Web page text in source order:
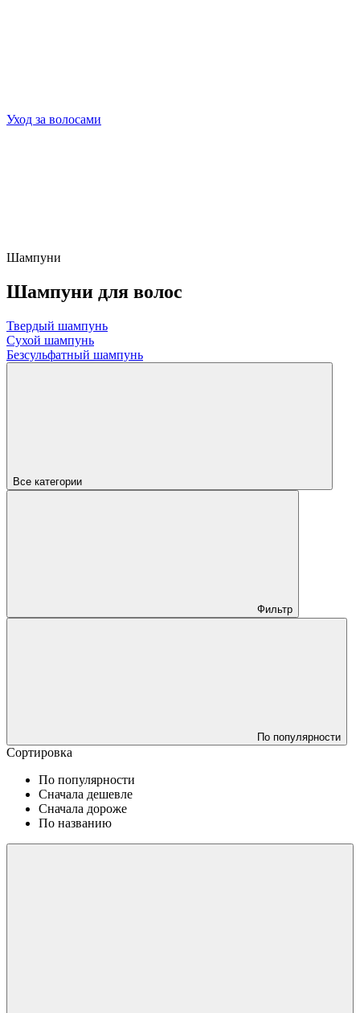
Уход за волосами
Шампуни
Шампуни для волос
Твердый шампунь
Сухой шампунь
Безсульфатный шампунь
Все категории
Фильтр
По популярности
Сортировка
По популярности
Сначала дешевле
Сначала дороже
По названию